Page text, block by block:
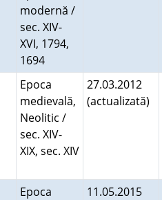
modernă /
sec. XIV-
XVI, 1794,
1694
Epoca
medievală,
Neolitic /
sec. XIV-
XIX, sec. XIV
27.03.2012
(actualizată)
Epoca
11.05.2015